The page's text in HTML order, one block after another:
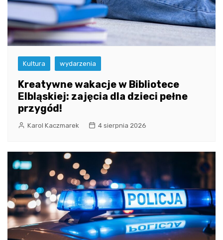
Kultura wydarzenia
Kreatywne wakacje w Bibliotece
Elbląskiej: zajęcia dla dzieci pełne
przygód!
Karol Kaczmarek 4 sierpnia 2026